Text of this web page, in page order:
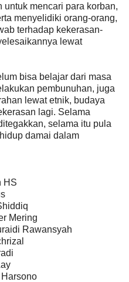
mencari para korban,
menyelidiki orang-orang,
terhadap kekerasan-
lewat
bisa belajar dari masa
pembunuhan, juga
lewat etnik, budaya
lagi. Selama
selama itu pula
damai dalam
HS
Mering
Rawansyah